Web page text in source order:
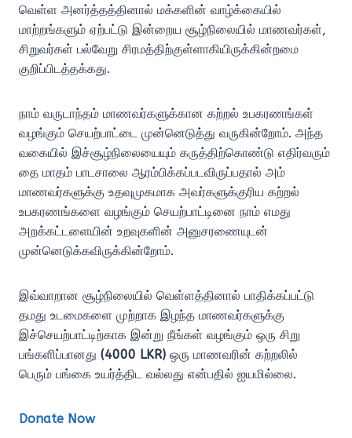
வெள்ள அனர்த்தத்தினால் மக்களின் வாழ்க்கையில்
மாற்றங்களும் ஏற்பட்டு இன்றைய சூழ்நிலையில் மாணவர்கள்,
சிறுவர்கள் பல்வேறு சிரமத்திற்குள்ளாகியிருக்கின்றமை
குறிப்பிடத்தக்கது.
நாம் வருடாந்தம் மாணவர்களுக்கான கற்றல் உபகரணங்கள்
வழங்கும் செயற்பாட்டை முன்னெடுத்து வருகின்றோம். அந்த
வகையில் இச்சூழ்நிலையையும் கருத்திற்கொண்டு எதிர்வரும்
தை மாதம் பாடசாலை ஆரம்பிக்கப்படவிருப்பதால் அம்
மாணவர்களுக்கு உதவுமுகமாக அவர்களுக்குரிய கற்றல்
உபகரணங்களை வழங்கும் செயற்பாட்டினை நாம் எமது
அறக்கட்டளையின் உறவுகளின் அனுசரணையுடன்
முன்னெடுக்கவிருக்கின்றோம்.
இவ்வாறான சூழ்நிலையில் வெள்ளத்தினால் பாதிக்கப்பட்டு
தமது உடமைகளை முற்றாக இழந்த மாணவர்களுக்கு
இச்செயற்பாட்டிற்காக இன்று நீங்கள் வழங்கும் ஒரு சிறு
பங்களிப்பானது (4000 LKR) ஒரு மாணவரின் கற்றலில்
பெரும் பங்கை உயர்த்திட வல்லது என்பதில் ஐயமில்லை.
Donate Now